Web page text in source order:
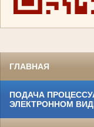
ГЛАВНАЯ
ПОДАЧА
ЭЛЕКТРОННОМ